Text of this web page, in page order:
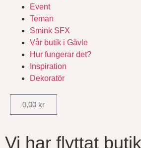
Event
Teman
Smink SFX
Vår butik i Gävle
Hur fungerar det?
Inspiration
Dekoratör
0,00 kr
Vi har flyttat